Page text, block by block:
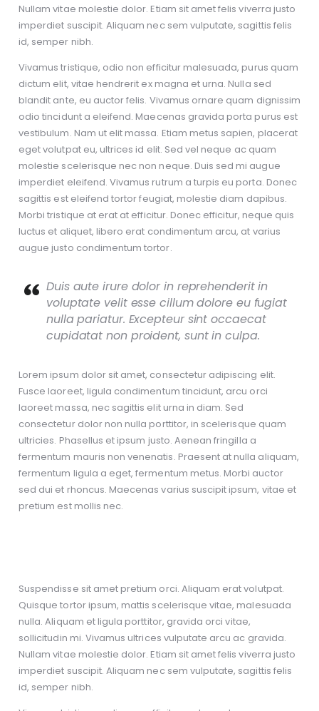
Nullam vitae molestie dolor. Etiam sit amet felis viverra justo
imperdiet suscipit. Aliquam nec sem vulputate, sagittis felis
id, semper nibh.
Vivamus tristique, odio non efficitur malesuada, purus quam
dictum elit, vitae hendrerit ex magna et urna. Nulla sed
blandit ante, eu auctor felis. Vivamus ornare quam dignissim
odio tincidunt a eleifend. Maecenas gravida porta purus est
vestibulum. Nam ut elit massa. Etiam metus sapien, placerat
eget volutpat eu, ultrices id elit. Sed vel neque ac quam
molestie scelerisque nec non neque. Duis sed mi augue
imperdiet eleifend. Vivamus rutrum a turpis eu porta. Donec
sagittis est eleifend tortor feugiat, molestie diam dapibus.
Morbi tristique at erat at efficitur. Donec efficitur, neque quis
luctus et aliquet, libero erat condimentum arcu, at varius
augue justo condimentum tortor.
Duis aute irure dolor in reprehenderit in
voluptate velit esse cillum dolore eu fugiat
nulla pariatur. Excepteur sint occaecat
cupidatat non proident, sunt in culpa.
Lorem ipsum dolor sit amet, consectetur adipiscing elit.
Fusce laoreet, ligula condimentum tincidunt, arcu orci
laoreet massa, nec sagittis elit urna in diam. Sed
consectetur dolor non nulla porttitor, in scelerisque quam
ultricies. Phasellus et ipsum justo. Aenean fringilla a
fermentum mauris non venenatis. Praesent at nulla aliquam,
fermentum ligula a eget, fermentum metus. Morbi auctor
sed dui et rhoncus. Maecenas varius suscipit ipsum, vitae et
pretium est mollis nec.
Suspendisse sit amet pretium orci. Aliquam erat volutpat.
Quisque tortor ipsum, mattis scelerisque vitae, malesuada
nulla. Aliquam et ligula porttitor, gravida orci vitae,
sollicitudin mi. Vivamus ultrices vulputate arcu ac gravida.
Nullam vitae molestie dolor. Etiam sit amet felis viverra justo
imperdiet suscipit. Aliquam nec sem vulputate, sagittis felis
id, semper nibh.